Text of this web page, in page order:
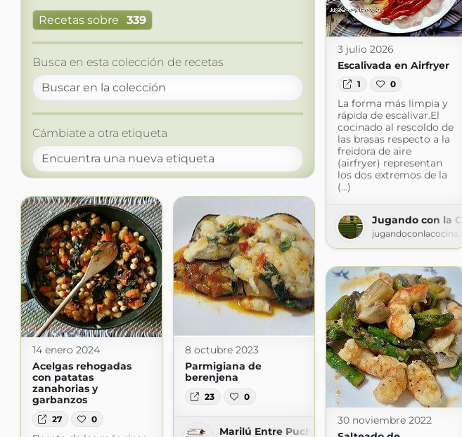
Recetas sobre 339
Busca en esta colección de recetas
Cámbiate a otra etiqueta
3 julio 2026
Escalivada en Airfryer
1 0
La forma más limpia y
rápida de escalivar.El
cocinado al rescoldo de
las brasas respecto a la
freidora de aire
(airfryer) representan
los dos extremos de la
(...)
Jugando con la
14 enero 2024
Acelgas rehogadas
con patatas
zanahorias y
garbanzos
27 0
8 octubre 2023
Parmigiana de
berenjena
23 0
Marilú Entre Pucheros
30 noviembre 2022